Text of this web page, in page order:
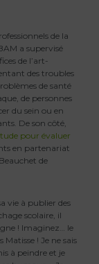
de la
a supervisé
de l’art-
des troubles
de santé
de personnes
du sein ou en
De son côté,
pour évaluer
en partenariat
de
vie à publier des
scolaire, il
! Imaginez… le
! Je ne sais
à peindre et je